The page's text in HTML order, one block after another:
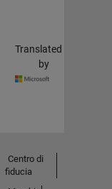
Translated
by
Centro di
fiducia